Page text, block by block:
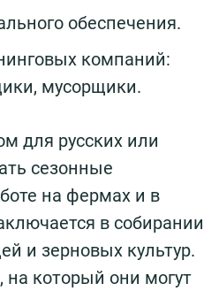
обеспечения.
компаний:
мусорщики.
для русских или
сезонные
на фермах и в
в собирании
и зерновых культур.
на который они могут